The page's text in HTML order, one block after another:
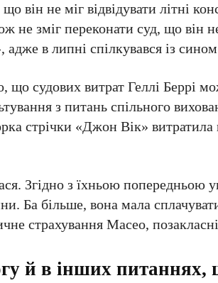
він не міг відвідувати літні
не зміг переконати суд, що він
в липні спілкувався із
що судових витрат Геллі Беррі
з питань спільного
стрічки «Джон Вік» витратила
Згідно з їхньою попередньою
Ба більше, вона мала
страхування Масео, позакласні
й в інших питаннях,